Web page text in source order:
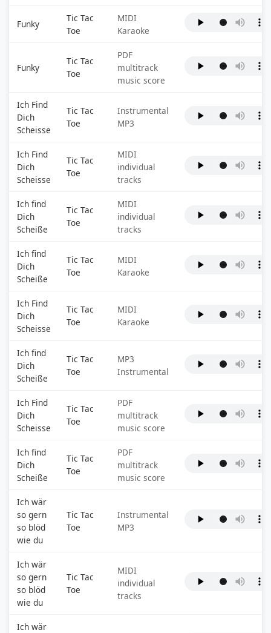
Funky
Tic Tac
Toe
MIDI
Karaoke
Funky
Tic Tac
Toe
PDF
multitrack
music score
Ich Find
Dich
Scheisse
Tic Tac
Toe
Instrumental
MP3
Ich Find
Dich
Scheisse
Tic Tac
Toe
MIDI
individual
tracks
Ich find
Dich
Scheiße
Tic Tac
Toe
MIDI
individual
tracks
Ich find
Dich
Scheiße
Tic Tac
Toe
MIDI
Karaoke
Ich Find
Dich
Scheisse
Tic Tac
Toe
MIDI
Karaoke
Ich find
Dich
Scheiße
Tic Tac
Toe
MP3
Instrumental
Ich Find
Dich
Scheisse
Tic Tac
Toe
PDF
multitrack
music score
Ich find
Dich
Scheiße
Tic Tac
Toe
PDF
multitrack
music score
Ich wär
so gern
so blöd
wie du
Tic Tac
Toe
Instrumental
MP3
Ich wär
so gern
so blöd
wie du
Tic Tac
Toe
MIDI
individual
tracks
Ich wär